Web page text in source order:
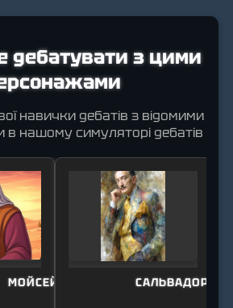
дебатувати з цими
навички дебатів з відомими
в нашому симуляторі дебатів
МОЙСЕЙ САЛЬВАДОР